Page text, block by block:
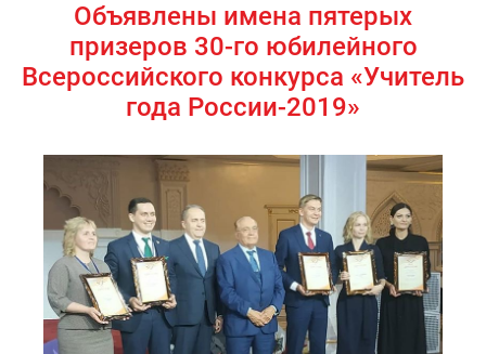
Объявлены имена пятерых
призеров 30-го юбилейного
Всероссийского конкурса «Учитель
года России-2019»